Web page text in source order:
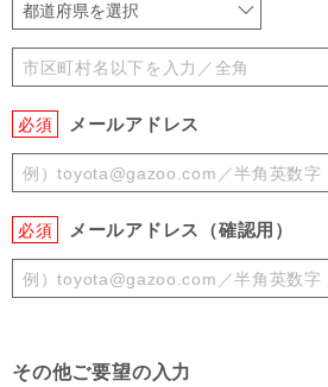
都道府県を選択
必須 メールアドレス
必須 メールアドレス（確認用）
その他ご要望の入力